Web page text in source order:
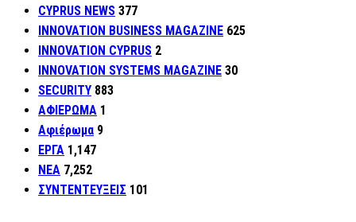
CYPRUS NEWS 377
INNOVATION BUSINESS MAGAZINE 625
INNOVATION CYPRUS 2
INNOVATION SYSTEMS MAGAZINE 30
SECURITY 883
ΑΦΙΕΡΩΜΑ 1
Αφιέρωμα 9
ΕΡΓΑ 1,147
ΝΕΑ 7,252
ΣΥΝΤΕΝΤΕΥΞΕΙΣ 101